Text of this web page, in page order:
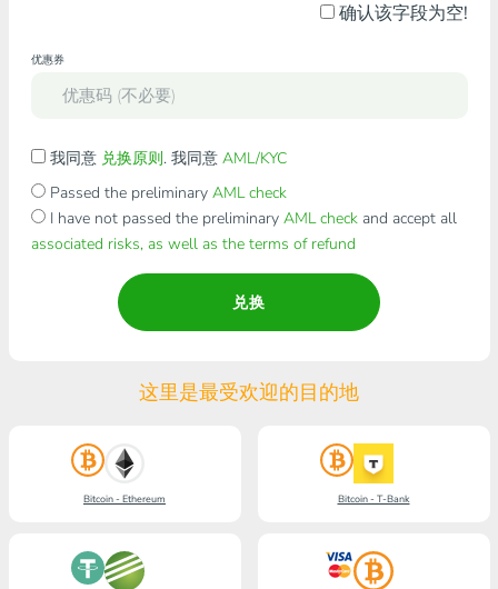
确认该字段为空!
优惠券
我同意 兑换原则. 我同意 AML/KYC
Passed the preliminary AML check
I have not passed the preliminary AML checkand accept all
associated risks, as well as the terms of refund
兑换
这里是最受欢迎的目的地
Bitcoin - Ethereum Bitcoin - T-Bank